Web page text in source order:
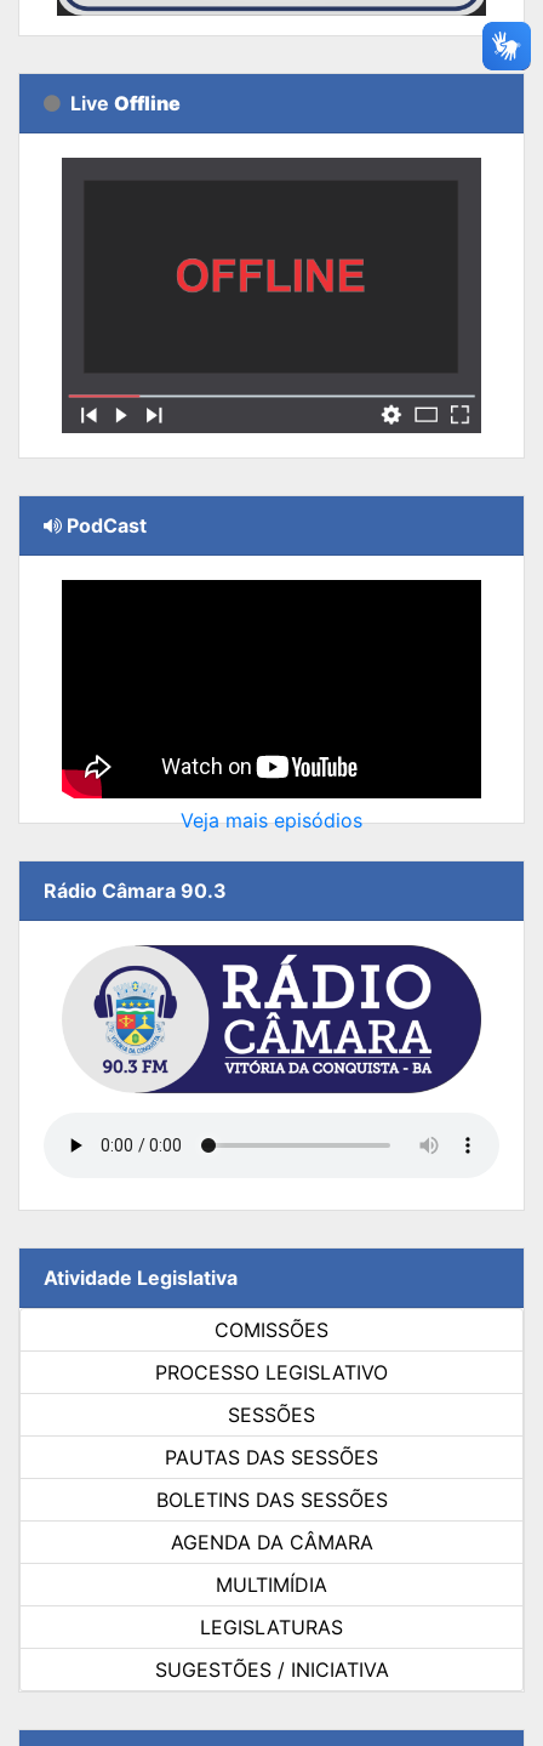
Live Offline
PodCast
Veja mais episódios
Rádio Câmara 90.3
Atividade Legislativa
COMISSÕES
PROCESSO LEGISLATIVO
SESSÕES
PAUTAS DAS SESSÕES
BOLETINS DAS SESSÕES
AGENDA DA CÂMARA
MULTIMÍDIA
LEGISLATURAS
SUGESTÕES / INICIATIVA